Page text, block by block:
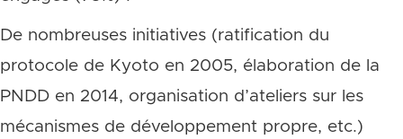
De nombreuses initiatives (ratification du
protocole de Kyoto en 2005, élaboration de la
PNDD en 2014, organisation d’ateliers sur les
mécanismes de développement propre, etc.)